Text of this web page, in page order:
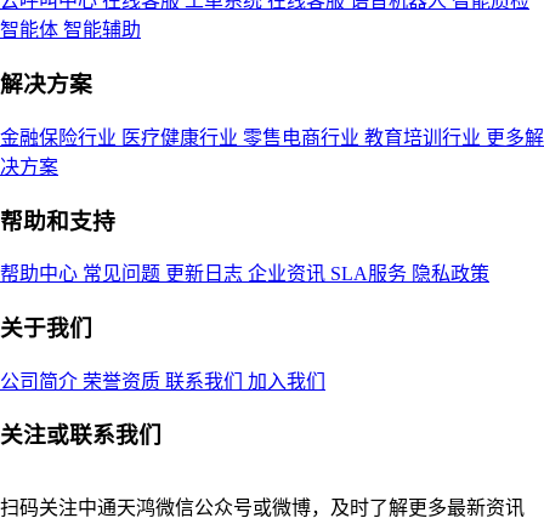
智能体 智能辅助
解决方案
金融保险行业 医疗健康行业 零售电商行业 教育培训行业 更多解
决方案
帮助和支持
帮助中心 常见问题 更新日志 企业资讯 SLA服务 隐私政策
关于我们
公司简介 荣誉资质 联系我们 加入我们
关注或联系我们
扫码关注中通天鸿微信公众号或微博，及时了解更多最新资讯